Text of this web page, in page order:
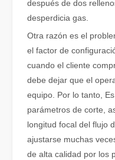
después de dos
desperdicia gas.
Otra razón es el
el factor de
cuando el cliente
debe dejar que el
equipo. Por lo tanto,
parámetros de corte,
longitud focal del flujo
ajustarse muchas
de alta calidad por los